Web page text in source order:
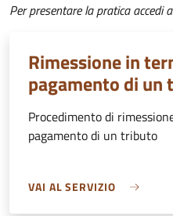
Per presentare la pratica accedi
Rimessione in
pagamento di un
Procedimento di
pagamento di un tributo
VAI AL SERVIZIO